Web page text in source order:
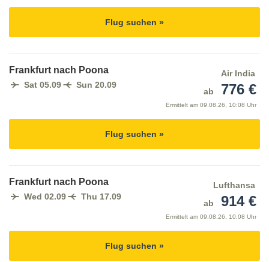
Flug suchen »
Frankfurt nach Poona
Sat 05.09 Sun 20.09
Air India
ab
776 €
Ermittelt am 09.08.26, 10:08 Uhr
Flug suchen »
Frankfurt nach Poona
Wed 02.09 Thu 17.09
Lufthansa
ab
914 €
Ermittelt am 09.08.26, 10:08 Uhr
Flug suchen »